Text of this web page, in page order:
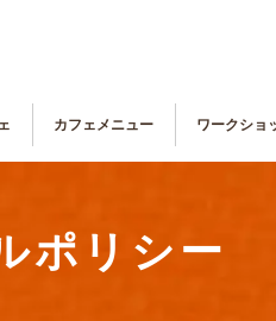
カフェメニュー ワークショ
ポリシー